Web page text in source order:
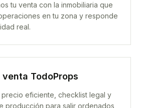
tu venta con la inmobiliaria que
en tu zona y responde
real.
venta TodoProps
precio eficiente, checklist legal y
producción para salir ordenados